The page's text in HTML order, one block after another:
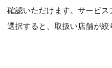
確認いただけます。サービ
選択すると、取扱い店舗が絞